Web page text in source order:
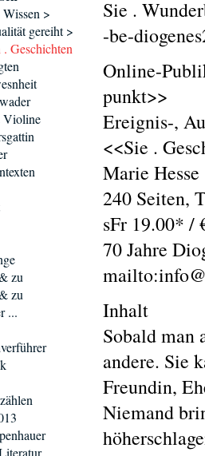
Sie .
-be-
Online-
punkt>>
Ereignis-,
<<Sie .
Marie Hesse
240 Seiten,
sFr 19.00* /
70 Jahre
Inhalt
Sobald man
andere. Sie
Freundin,
Niemand
>
gereiht >
Geschichten
Violine
zu
zu
...